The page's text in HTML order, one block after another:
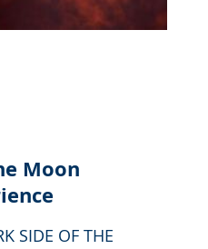
Moon
SIDE OF THE